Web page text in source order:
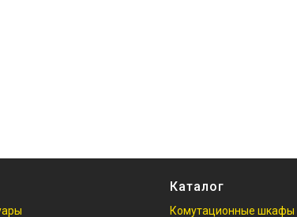
Каталог
Комутационные шкафы